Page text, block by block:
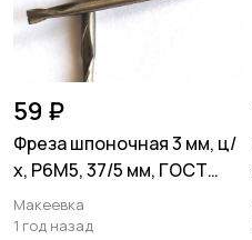
59 ₽
Фреза шпоночная 3 мм, ц/
х, Р6М5, 37/5 мм, ГОСТ
9140-78, СССР.
Макеевка
1 год назад